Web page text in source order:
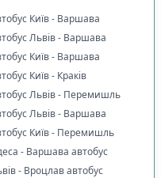
Київ - Варшава
Львів - Варшава
Київ - Варшава
Київ - Краків
Львів - Перемишль
Львів - Варшава
Київ - Перемишль
- Варшава автобус
- Вроцлав автобус